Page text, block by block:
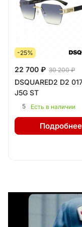
-25%
22 700 ₽ 30 200 ₽
DSQUARED2 D2
J5G ST
5 Есть в наличии
Подробнее